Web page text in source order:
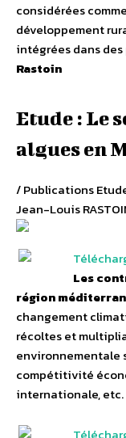
considérées
développement
intégrées dans
Rastoin
Etude : Le
algues en
/ Publications
Jean-Louis
Les
région
changement
récoltes et
environnementale
compétitivité
internationale, etc.